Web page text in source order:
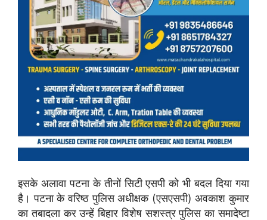
इसके अलावा पटना के तीनों सिटी एसपी को भी बदल दिया गया
है। पटना के वरिष्ठ पुलिस अधीक्षक (एसएसपी) अवकाश कुमार
का तबादला कर उन्हें बिहार विशेष सशस्त्र पुलिस का समादेष्टा